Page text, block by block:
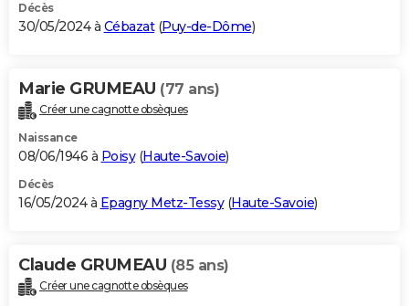
Décès
30/05/2024 à Cébazat(Puy-de-Dôme)
Marie GRUMEAU (77 ans)
Créer une cagnotte obsèques
Naissance
08/06/1946 à Poisy(Haute-Savoie)
Décès
16/05/2024 à Epagny Metz-Tessy(Haute-Savoie)
Claude GRUMEAU (85 ans)
Créer une cagnotte obsèques